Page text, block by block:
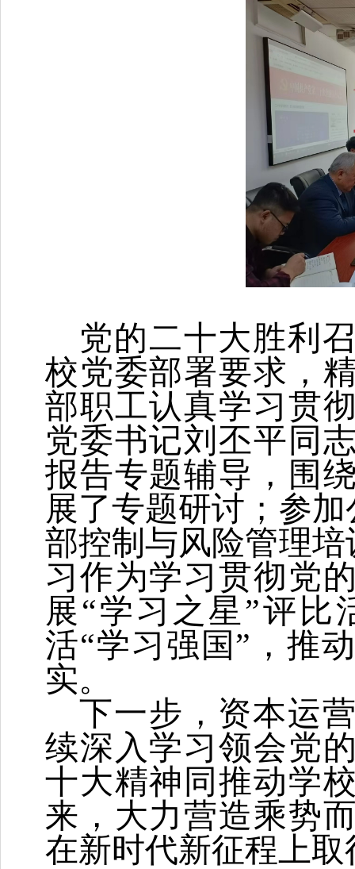
党的二十大胜利
校党委部署要求，
部职工认真学习贯
党委书记刘丕平同
报告专题辅导，围
展了专题研讨；参加
部控制与风险管理
习作为学习贯彻党
展“学习之星”评比
活“学习强国”，推
实。
下一步，资本运
续深入学习领会党
十大精神同推动学
来，大力营造乘势
在新时代新征程上